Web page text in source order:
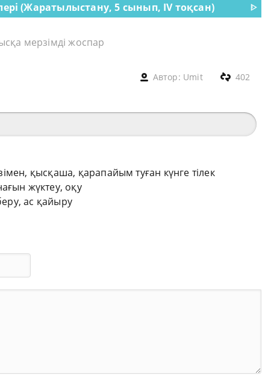
(Жаратылыстану, 5 сынып, IV тоқсан)
ᐈ
мерзімді жоспар
Автор: Umit 402
қысқаша, қарапайым туған күнге тілек
жүктеу, оқу
ас қайыру